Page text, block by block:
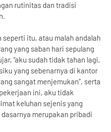
rutinitas dan tradisi
itu, atau malah andalah
yang saban hari sepulang
“aku sudah tidak tahan lagi,
yang sebenarnya di kantor
sangat menjemukan”, serta
ini, aku tidak
keluhan sejenis yang
merupakan pribadi